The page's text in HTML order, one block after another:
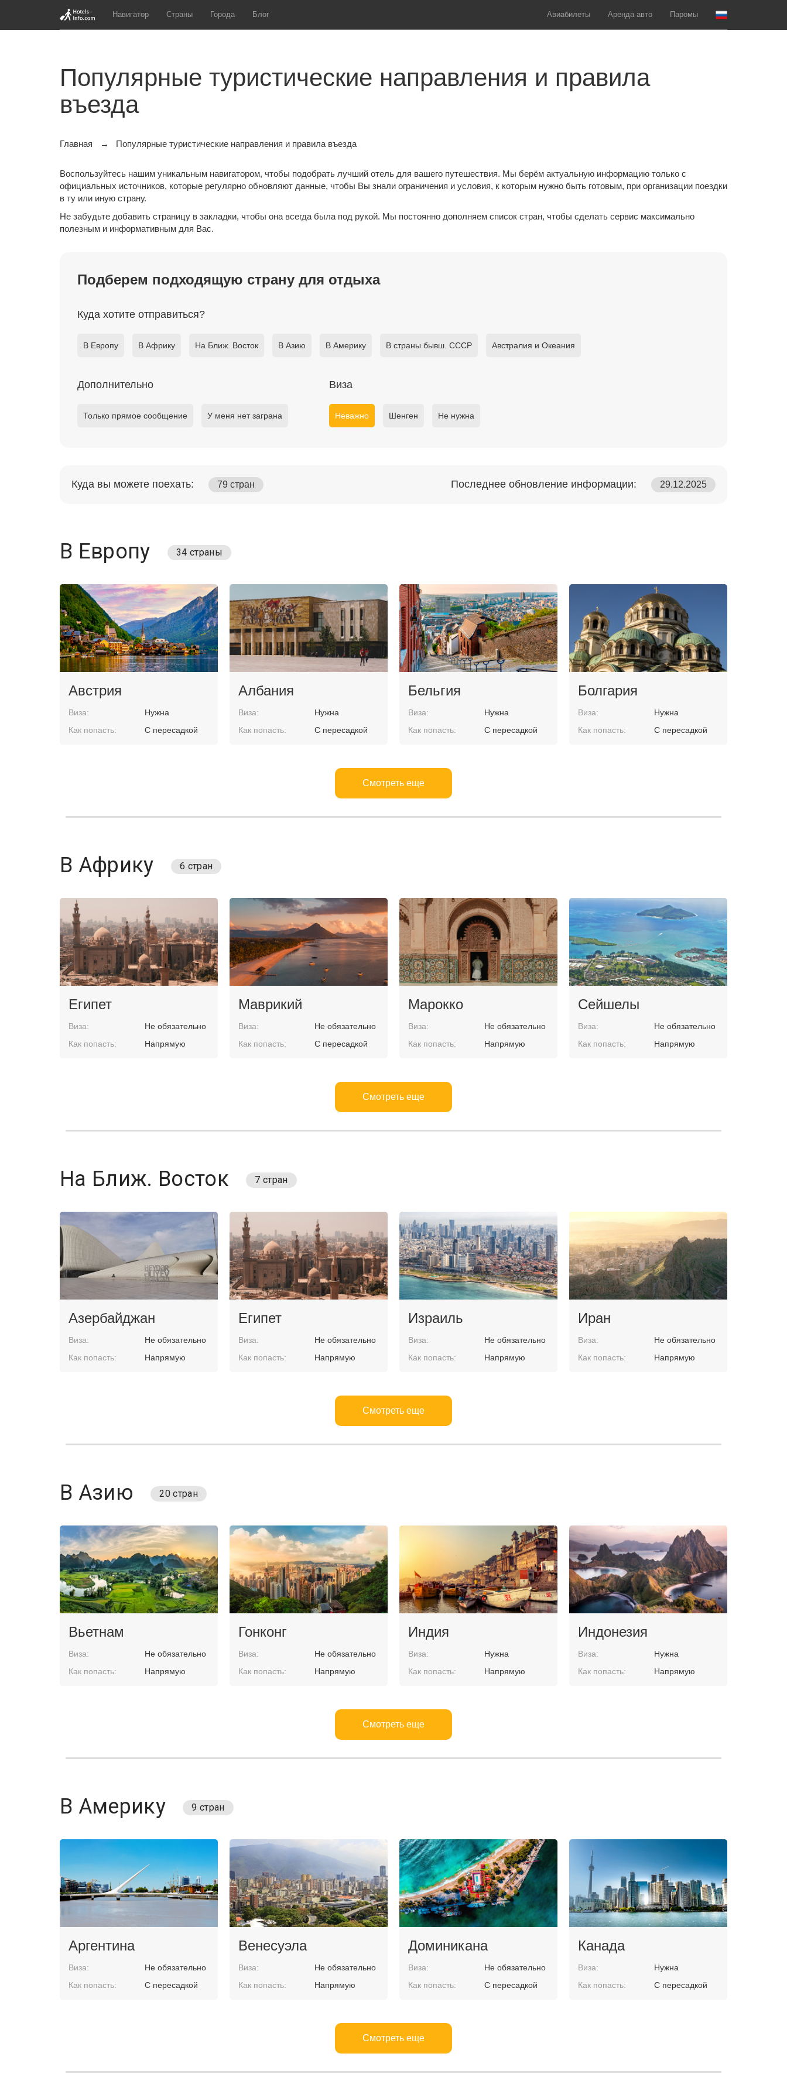
Навигатор Страны Города Блог Авиабилеты Аренда авто Паромы
Популярные туристические направления и правила
въезда
Главная Популярные туристические направления и правила въезда
Воспользуйтесь нашим уникальным навигатором, чтобы подобрать лучший отель для вашего путешествия. Мы берём актуальную информацию только с
официальных источников, которые регулярно обновляют данные, чтобы Вы знали ограничения и условия, к которым нужно быть готовым, при организации поездки
в ту или иную страну.
Не забудьте добавить страницу в закладки, чтобы она всегда была под рукой. Мы постоянно дополняем список стран, чтобы сделать сервис максимально
полезным и информативным для Вас.
Подберем подходящую страну для отдыха
Куда хотите отправиться?
В Европу В Африку На Ближ. Восток В Азию В Америку В страны бывш. СССР Австралия и Океания
Дополнительно
Только прямое сообщение У меня нет заграна
Виза
Неважно Шенген Не нужна
Куда вы можете поехать: 79 стран Последнее обновление информации: 29.12.2025
В Европу 34 страны
Австрия
Виза:
Нужна
Как попасть:
С пересадкой
Албания
Виза:
Нужна
Как попасть:
С пересадкой
Бельгия
Виза:
Нужна
Как попасть:
С пересадкой
Болгария
Виза:
Нужна
Как попасть:
С пересадкой
Смотреть еще
В Африку 6 стран
Египет
Виза:
Не обязательно
Как попасть:
Напрямую
Маврикий
Виза:
Не обязательно
Как попасть:
С пересадкой
Марокко
Виза:
Не обязательно
Как попасть:
Напрямую
Сейшелы
Виза:
Не обязательно
Как попасть:
Напрямую
Смотреть еще
На Ближ. Восток 7 стран
Азербайджан
Виза:
Не обязательно
Как попасть:
Напрямую
Египет
Виза:
Не обязательно
Как попасть:
Напрямую
Израиль
Виза:
Не обязательно
Как попасть:
Напрямую
Иран
Виза:
Не обязательно
Как попасть:
Напрямую
Смотреть еще
В Азию 20 стран
Вьетнам
Виза:
Не обязательно
Как попасть:
Напрямую
Гонконг
Виза:
Не обязательно
Как попасть:
Напрямую
Индия
Виза:
Нужна
Как попасть:
Напрямую
Индонезия
Виза:
Нужна
Как попасть:
Напрямую
Смотреть еще
В Америку 9 стран
Аргентина
Виза:
Не обязательно
Как попасть:
С пересадкой
Венесуэла
Виза:
Не обязательно
Как попасть:
Напрямую
Доминикана
Виза:
Не обязательно
Как попасть:
С пересадкой
Канада
Виза:
Нужна
Как попасть:
С пересадкой
Смотреть еще